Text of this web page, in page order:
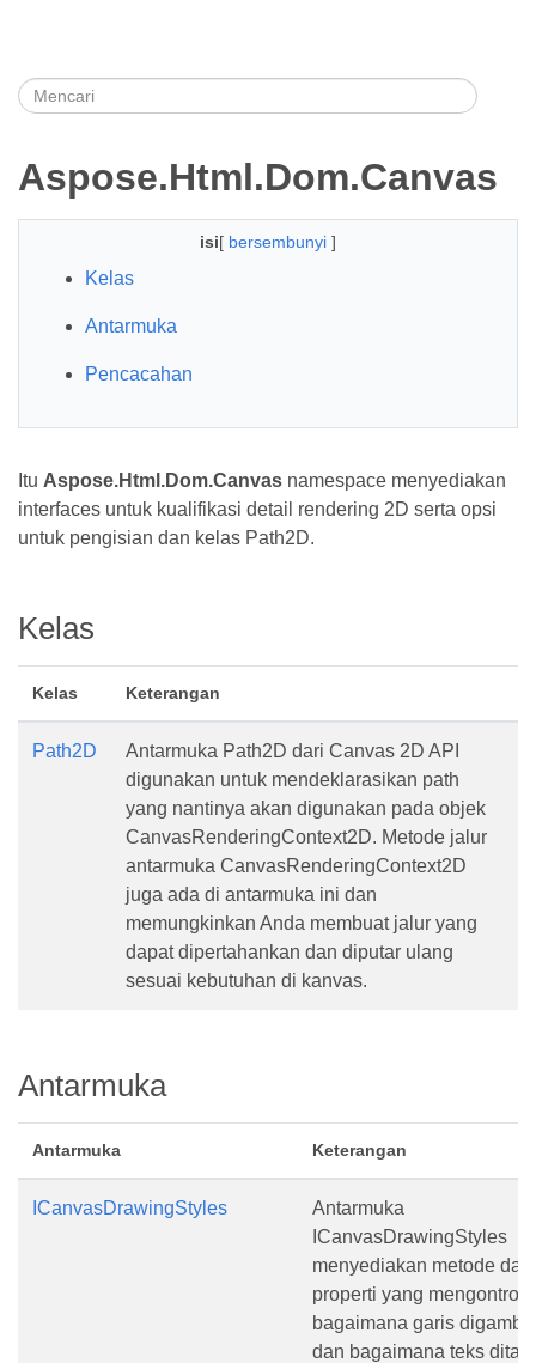
Aspose.Html.Dom.Canvas
isi[ bersembunyi ]
Kelas
Antarmuka
Pencacahan
Itu Aspose.Html.Dom.Canvas namespace menyediakan
interfaces untuk kualifikasi detail rendering 2D serta opsi
untuk pengisian dan kelas Path2D.
Kelas
Kelas Keterangan
Path2D
Antarmuka Path2D dari Canvas 2D API
digunakan untuk mendeklarasikan path
yang nantinya akan digunakan pada objek
CanvasRenderingContext2D. Metode jalur
antarmuka CanvasRenderingContext2D
juga ada di antarmuka ini dan
memungkinkan Anda membuat jalur yang
dapat dipertahankan dan diputar ulang
sesuai kebutuhan di kanvas.
Antarmuka
Antarmuka Keterangan
ICanvasDrawingStyles
Antarmuka
ICanvasDrawingStyles
menyediakan metode dan
properti yang mengontrol
bagaimana garis
dan bagaimana teks